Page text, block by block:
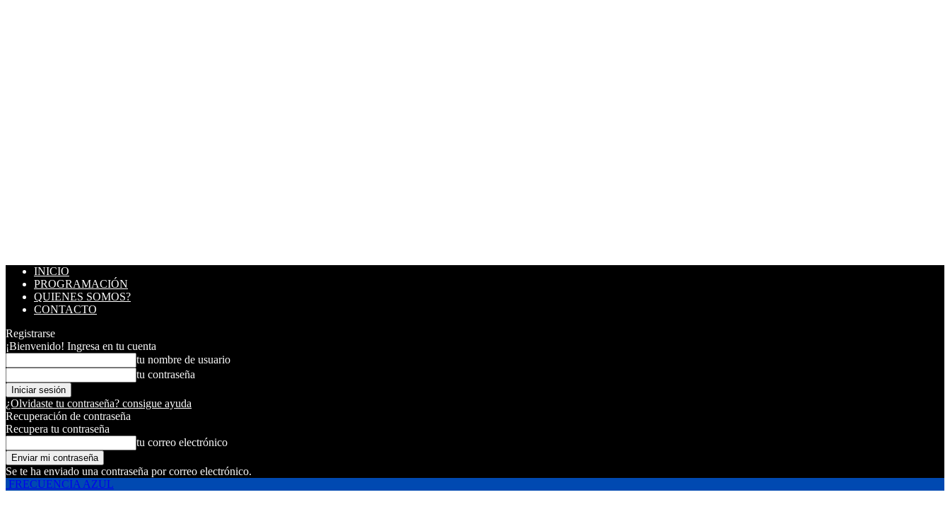
INICIO
PROGRAMACIÓN
QUIENES SOMOS?
CONTACTO
Registrarse
¡Bienvenido! Ingresa en tu cuenta
tu nombre de usuario
tu contraseña
¿Olvidaste tu contraseña? consigue ayuda
Recuperación de contraseña
Recupera tu contraseña
tu correo electrónico
Se te ha enviado una contraseña por correo electrónico.
FRECUENCIA AZUL